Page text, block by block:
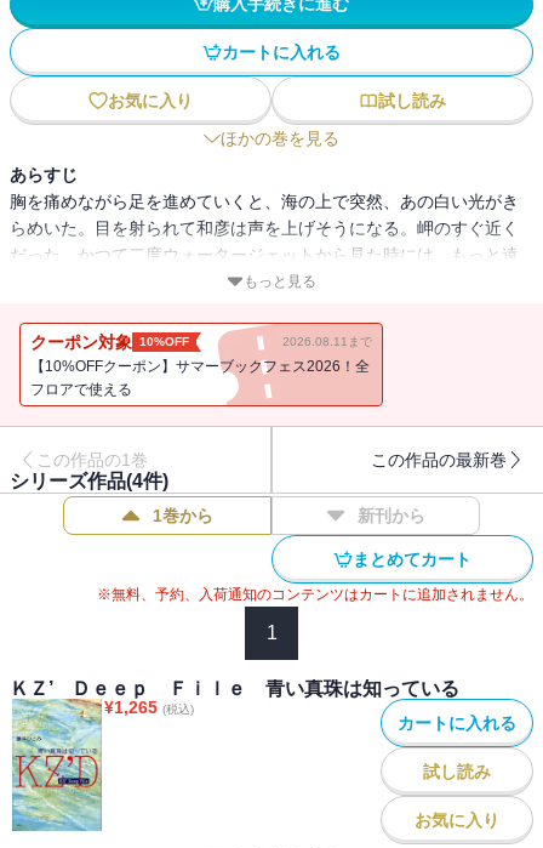
カートに入れる
お気に入り
試し読み
ほかの巻を見る
あらすじ
胸を痛めながら足を進めていくと、海の上で突然、あの白い光がき
らめいた。目を射られて和彦は声を上げそうになる。岬のすぐ近く
だった。かつて二度ウォータージェットから見た時には、もっと遠
くに感じた。それで沖の方だとばかり思っていたのだった。斜めか
って岬に近づいてきているのかもしれなかった。
もっと見る
クーポン対象 10%OFF 2026.08.11まで
【10%OFFクーポン】サマーブックフェス2026！全
フロアで使える
この作品の1巻 この作品の最新巻
シリーズ作品(4件)
1巻から 新刊から
まとめてカート
※無料、予約、入荷通知のコンテンツはカートに追加されません。
1
ＫＺ’ Ｄｅｅｐ Ｆｉｌｅ 青い真珠は知っている
¥1,265 (税込)
カートに入れる
試し読み
お気に入り